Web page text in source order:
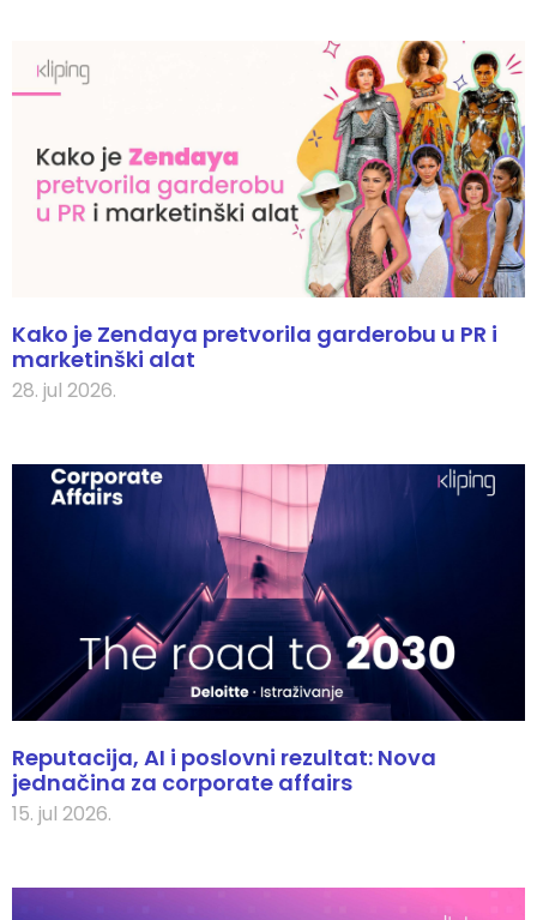
Kako je Zendaya pretvorila garderobu u PR i
marketinški alat
28. jul 2026.
Reputacija, AI i poslovni rezultat: Nova
jednačina za corporate affairs
15. jul 2026.